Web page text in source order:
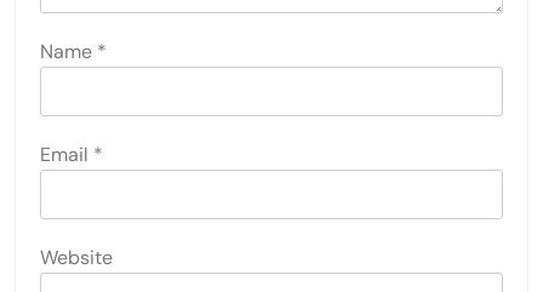
Name *
Email *
Website